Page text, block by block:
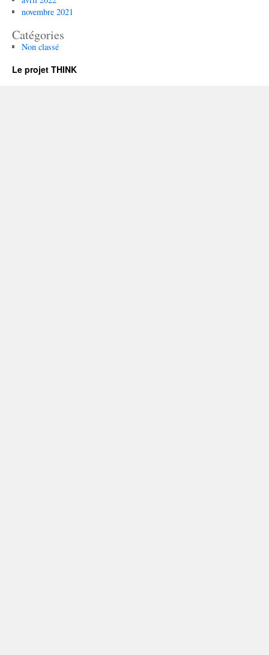
novembre 2021
Catégories
Non classé
Le projet THINK